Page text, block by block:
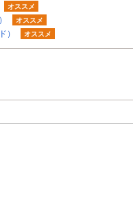
オススメ
オススメ
） オススメ